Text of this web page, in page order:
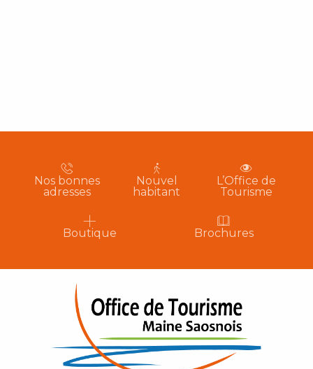
Nos bonnes
adresses
Nouvel
habitant
L’Office de
Tourisme
Boutique Brochures